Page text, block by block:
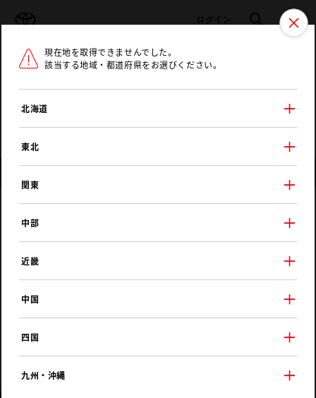
ログイン 検索 メニュ
ラインアップ オーナーサポート
現在地を取得できませんでした。
該当する地域・都道府県をお選びください。
北海道
東北
関東
中部
近畿
中国
四国
九州・沖縄
トヨタ認定中古車 メニュー
ネッツトヨタ山口
防府店